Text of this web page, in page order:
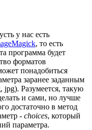
у нас есть
, то есть
программа будет
форматов
понадобиться
заранее заданным
Разумеется, такую
и сами, но лучше
достаточно в метод
- choices, который
параметра.